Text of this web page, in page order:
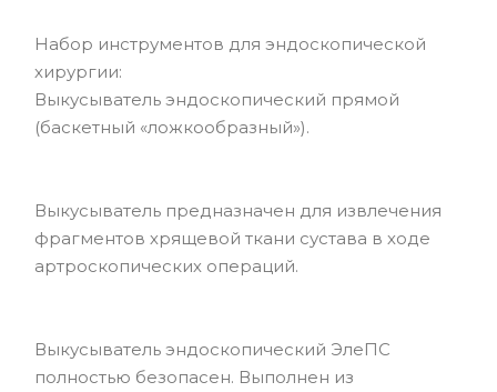
Набор инструментов для эндоскопической
хирургии:
Выкусыватель эндоскопический прямой
(баскетный «ложкообразный»).
Выкусыватель предназначен для извлечения
фрагментов хрящевой ткани сустава в ходе
артроскопических операций.
Выкусыватель эндоскопический ЭлеПС
полностью безопасен. Выполнен из